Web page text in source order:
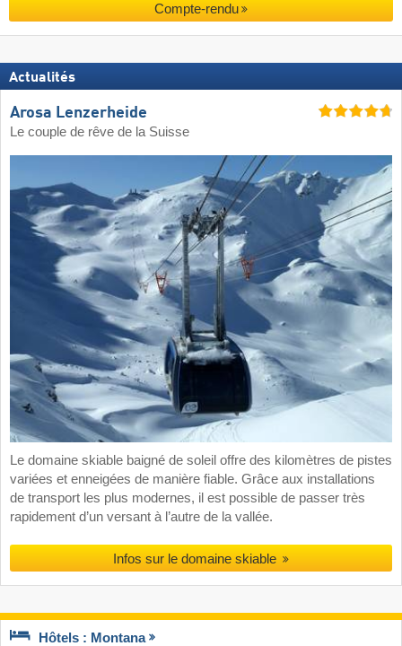
Compte-rendu
Actualités
Arosa Lenzerheide
Le couple de rêve de la Suisse
Le domaine skiable baigné de soleil offre des kilomètres de pistes
variées et enneigées de manière fiable. Grâce aux installations
de transport les plus modernes, il est possible de passer très
rapidement d’un versant à l’autre de la vallée.
Infos sur le domaine skiable
Hôtels : Montana